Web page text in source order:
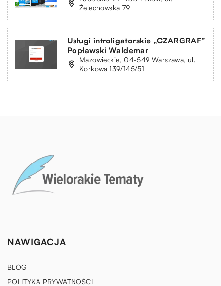
Żelechowska 79
Usługi introligatorskie „CZARGRAF”
Popławski Waldemar
Mazowieckie, 04-549 Warszawa, ul.
Korkowa 139/145/51
NAWIGACJA
BLOG
POLITYKA PRYWATNOŚCI